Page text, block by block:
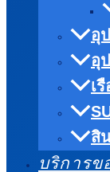
อุ
อุ
เ
สิ
บริการข